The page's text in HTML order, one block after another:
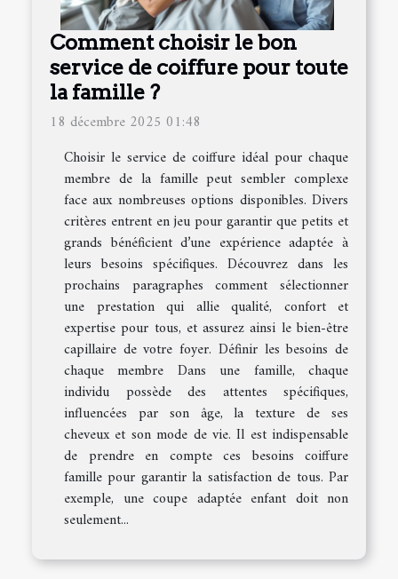
Comment choisir le bon
service de coiffure pour toute
la famille ?
18 décembre 2025 01:48
Choisir le service de coiffure idéal pour chaque
membre de la famille peut sembler complexe
face aux nombreuses options disponibles. Divers
critères entrent en jeu pour garantir que petits et
grands bénéficient d’une expérience adaptée à
leurs besoins spécifiques. Découvrez dans les
prochains paragraphes comment sélectionner
une prestation qui allie qualité, confort et
expertise pour tous, et assurez ainsi le bien-être
capillaire de votre foyer. Définir les besoins de
chaque membre Dans une famille, chaque
individu possède des attentes spécifiques,
influencées par son âge, la texture de ses
cheveux et son mode de vie. Il est indispensable
de prendre en compte ces besoins coiffure
famille pour garantir la satisfaction de tous. Par
exemple, une coupe adaptée enfant doit non
seulement...